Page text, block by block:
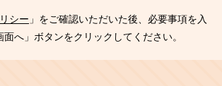
シー 」をご確認いただいた後、必要事項を入
面へ」ボタンをクリックしてください。